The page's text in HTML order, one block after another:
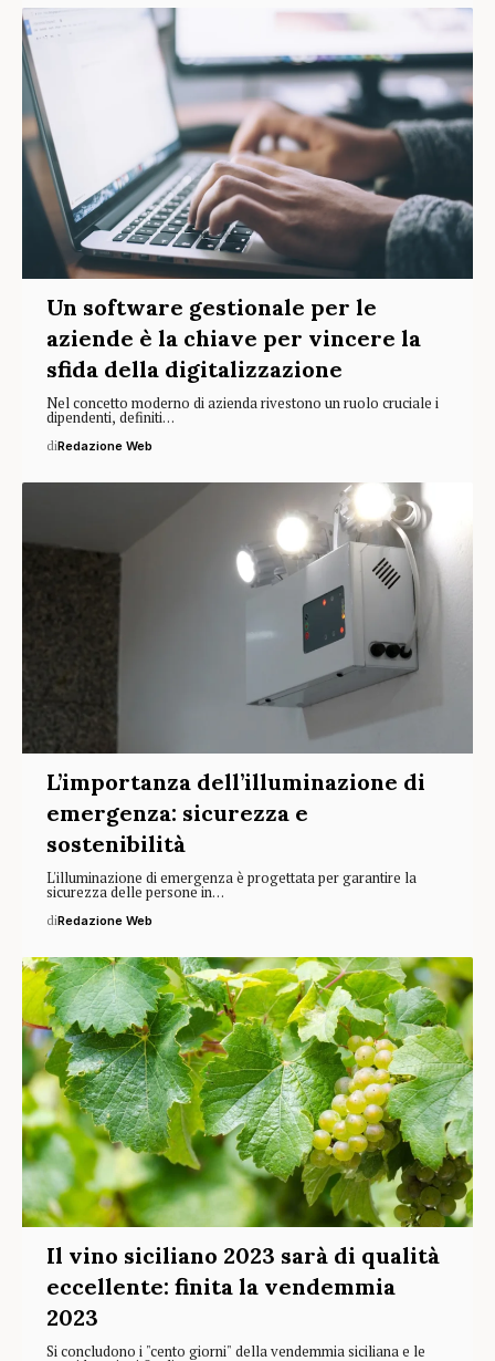
Un software gestionale per le
aziende è la chiave per vincere la
sfida della digitalizzazione
Nel concetto moderno di azienda rivestono un ruolo cruciale i
dipendenti, definiti…
diRedazione Web
L’importanza dell’illuminazione di
emergenza: sicurezza e
sostenibilità
L'illuminazione di emergenza è progettata per garantire la
sicurezza delle persone in…
diRedazione Web
Il vino siciliano 2023 sarà di qualità
eccellente: finita la vendemmia
2023
Si concludono i "cento giorni" della vendemmia siciliana e le